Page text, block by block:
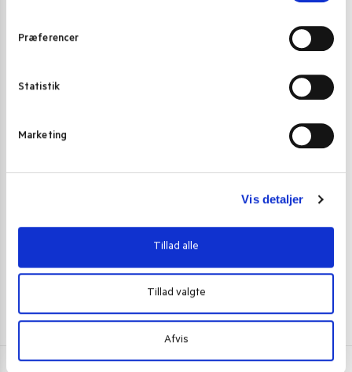
Præferencer
Statistik
Marketing
Vis detaljer
Tillad alle
Tillad valgte
Afvis
Kaffir lime blade 100 g. (frostvare)
FRUGT OG
Citrongræs
19,00